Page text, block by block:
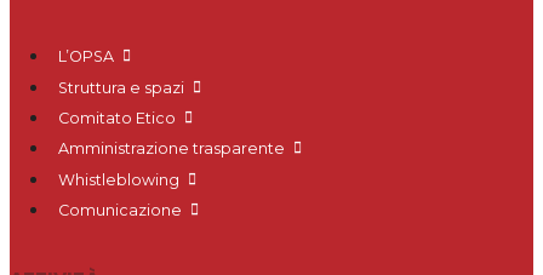
L’OPSA
Struttura e spazi
Comitato Etico
Amministrazione trasparente
Whistleblowing
Comunicazione